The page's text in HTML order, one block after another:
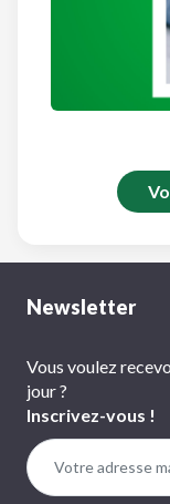
Newsletter
Vous voulez
jour ?
Inscrivez-vous !